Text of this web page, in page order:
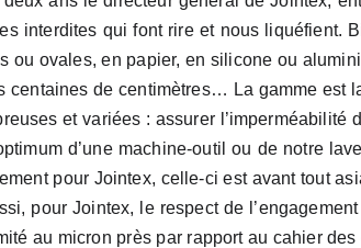
interdites qui font rire et nous liquéfient.
ou ovales, en papier, en silicone ou
centaines de centimètres… La gamme
et variées : assurer
d’une machine-outil ou de notre
pour Jointex, celle-ci est avant tout
pour Jointex, le respect de
au micron près par rapport au cahier